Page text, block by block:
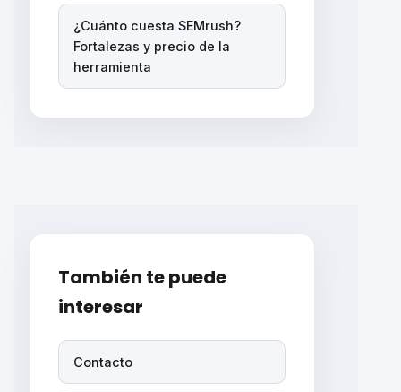
¿Cuánto cuesta SEMrush?
Fortalezas y precio de la
herramienta
También te puede
interesar
Contacto